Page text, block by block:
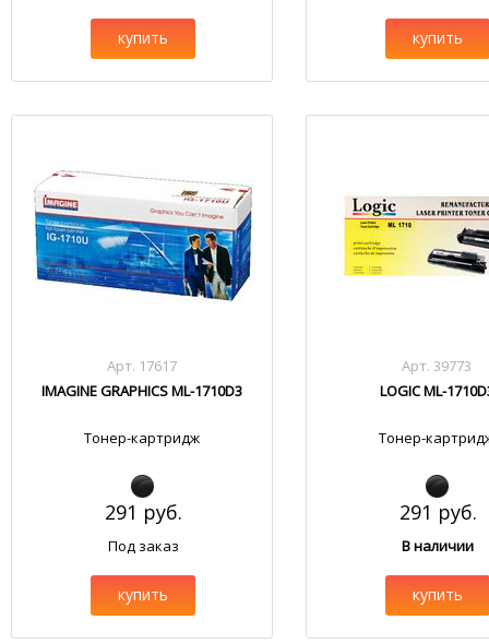
купить купить
Арт. 17617
IMAGINE GRAPHICS ML-1710D3
Тонер-картридж
291 руб.
Под заказ
купить
Арт. 39773
LOGIC ML-
Тонер-
291 руб.
В наличии
купить